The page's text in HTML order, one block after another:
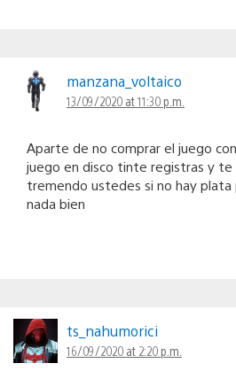
manzana_voltaico
13/09/2020 at 11:30 p.m.
Aparte de no comprar el juego
juego en disco tinte registras y te
tremendo ustedes si no hay plata
nada bien
ts_nahumorici
16/09/2020 at 2:20 p.m.